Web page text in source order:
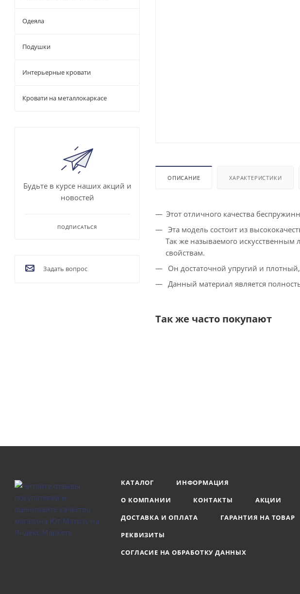
ОПИСАНИЕ ХАРАКТЕРИСТИКИ
Этот отличного качества
Эта модель состоит из
Так же называемого искусственным
свойствам.
Он достаточной упругий и
Данный материал является
Так же часто покупают
Одеяла
Подушки
Интерьерные кровати
Кровати на металлокаркасе
Будьте в курсе наших акций и
новостей
ПОДПИСАТЬСЯ
Задать вопрос
КАТАЛОГ
ИНФОРМАЦИЯ
О КОМПАНИИ
КОНТАКТЫ
АКЦИИ
ДОСТАВКА И ОПЛАТА
ГАРАНТИЯ НА ТОВАР
РЕКВИЗИТЫ
СОГЛАСИЕ НА ОБРАБОТКУ ДАННЫХ